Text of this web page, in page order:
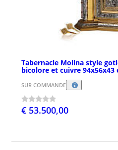
Tabernacle Molina style
bicolore et cuivre 94x56x43
SUR COMMANDE
€ 53.500,00